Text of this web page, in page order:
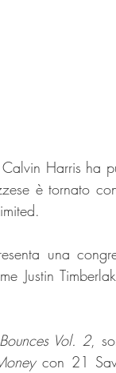
Harris ha
è tornato
una
Justin
Vol. 2,
con 21